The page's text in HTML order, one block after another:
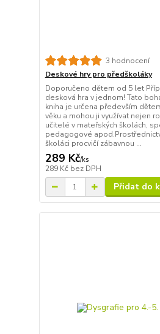
3 hodnocení
Deskové hry pro předškoláky
Doporučeno dětem od 5 let
desková hra v jednom! Tato
kniha je určena především
věku a mohou ji využívat nejen
učitelé v mateřských školách,
pedagogové
školáci procvičí zábavnou ...
289 Kč/ks
289 Kč bez DPH
Přidat do